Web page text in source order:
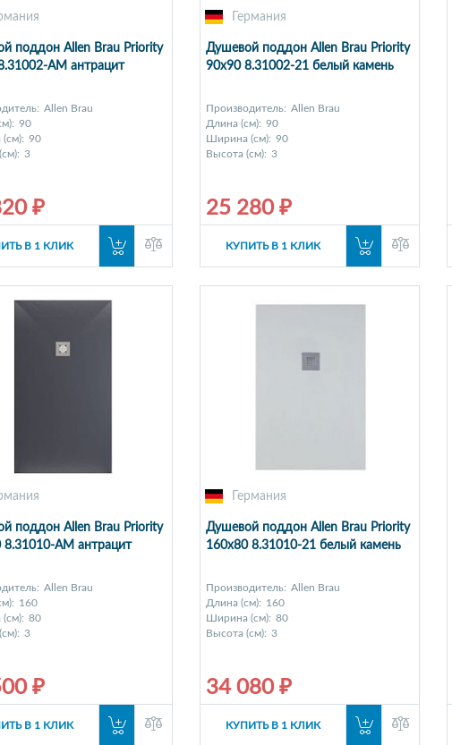
поддон Allen Brau Priority
AM антрацит
Allen Brau
90
90
3
₽
В 1 КЛИК
Германия
Душевой поддон Allen Brau Priority
90x90 8.31002-21 белый камень
Производитель: Allen Brau
Длина (см): 90
Ширина (см): 90
Высота (см): 3
25 280 ₽
КУПИТЬ В 1 КЛИК
поддон Allen Brau Priority
8.31010-AM антрацит
Allen Brau
160
(см): 80
3
₽
В 1 КЛИК
Германия
Душевой поддон Allen Brau Priority
160x80 8.31010-21 белый камень
Производитель: Allen Brau
Длина (см): 160
Ширина (см): 80
Высота (см): 3
34 080 ₽
КУПИТЬ В 1 КЛИК